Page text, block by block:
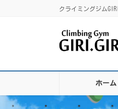
クライミングジム
ホーム